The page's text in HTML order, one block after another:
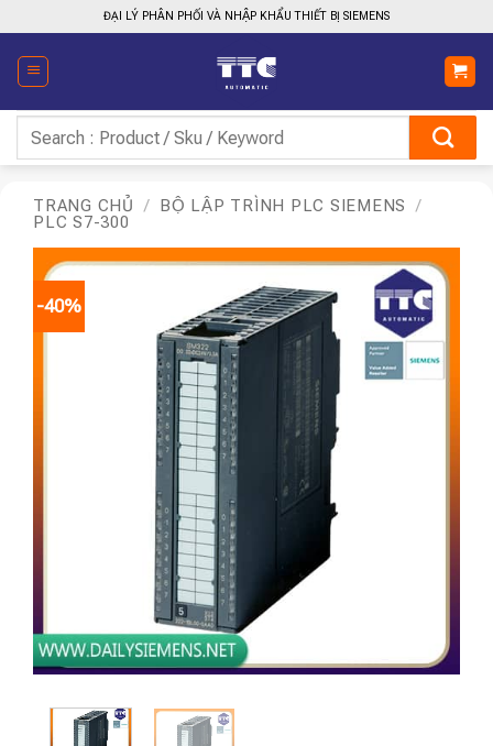
qua
nội
dung
ĐẠI LÝ PHÂN PHỐI VÀ NHẬP KHẨU THIẾT BỊ SIEMENS
kiếm:
TRANG CHỦ / BỘ LẬP TRÌNH PLC SIEMENS
/
PLC S7-300
-40%